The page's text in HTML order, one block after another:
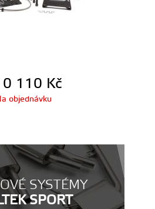
110 Kč
objednávku
SYSTÉMY
SPORT